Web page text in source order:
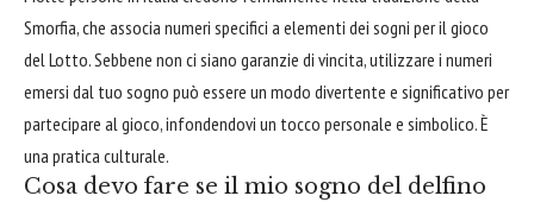
Smorfia, che associa numeri specifici a elementi dei sogni per il gioco
del Lotto. Sebbene non ci siano garanzie di vincita, utilizzare i numeri
emersi dal tuo sogno può essere un modo divertente e significativo per
partecipare al gioco, infondendovi un tocco personale e simbolico. È
una pratica culturale.
Cosa devo fare se il mio sogno del delfino